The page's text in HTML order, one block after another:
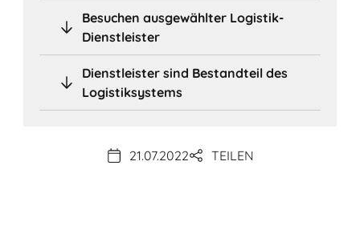
Besuchen ausgewählter Logistik-
Dienstleister
Dienstleister sind Bestandteil des
Logistiksystems
21.07.2022 TEILEN